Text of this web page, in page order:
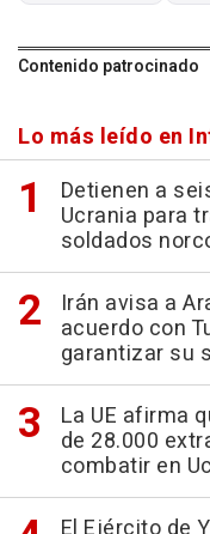
Contenido patrocinado
Lo más leído en
Detienen a
Ucrania para
soldados
Irán avisa a
acuerdo con
garantizar su
La UE afirma
de 28.000
combatir en